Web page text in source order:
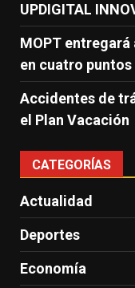
UPDIGITAL
MOPT
en cuatro puntos
Accidentes de
el Plan Vacación
CATEGORÍAS
Actualidad
Deportes
Economía